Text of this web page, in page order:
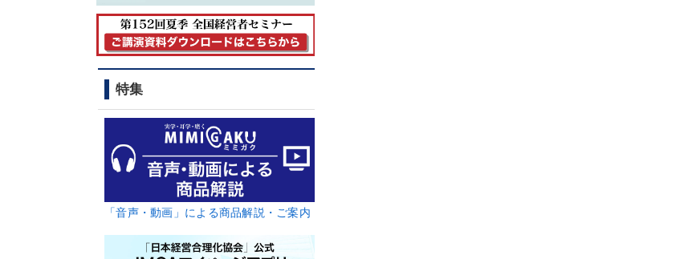
特集
「音声・動画」による商品解説・ご案内